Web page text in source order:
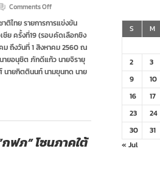
Comments Offon
ชื่อ
นักกีฬา
วอลเลย์บอล
ชาย
ทีม
ชาติ
เอเชีย
ติไทย รายการการแข่งขัน
ชีย ครั้งที่19 (รอบคัดเลือกชิง
ม ถึงวันที่ 1 สิงหาคม 2560 ณ
ายอนุชิต ภักดีแก้ว นายจิรายุ
ายกิตตินนท์ นามขุนทด นาย
ฟภ” โซนภาคใต้
S
M
2
3
9
10
16
17
23
24
30
31
« Jul